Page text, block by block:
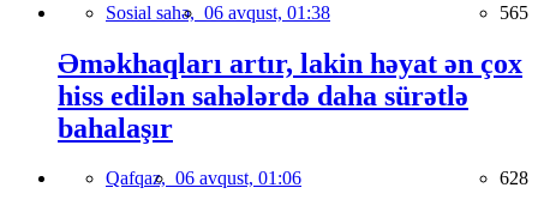
Sosial sahə, 06 avqust, 01:38 565
Əməkhaqları artır, lakin həyat ən çox
hiss edilən sahələrdə daha sürətlə
bahalaşır
Qafqaz, 06 avqust, 01:06 628